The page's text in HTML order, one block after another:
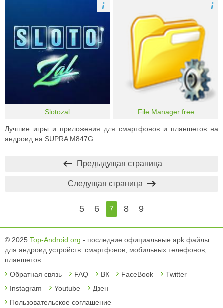
Slotozal
i
File Manager free
i
Лучшие игры и приложения для смартфонов и планшетов на
андроид на SUPRA M847G
Предыдущая страница
5 6 7 8 9
Следущая страница
© 2025 Top-Android.org - последние официальные apk файлы
для андроид устройств: смартфонов, мобильных телефонов,
планшетов
Обратная связь
FAQ ВК FaceBook
Twitter
Instagram
Youtube
Дзен
Пользовательское соглашение